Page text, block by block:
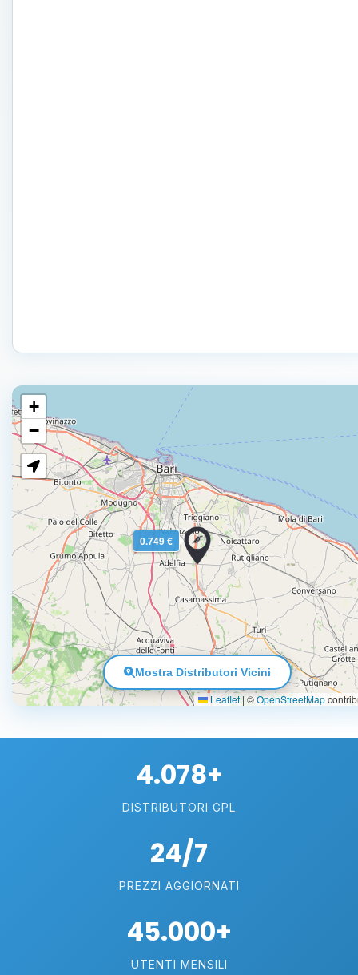
0.749 €
+
−
Leaflet |©OpenStreetMap
Mostra Distributori Vicini
4.078+
DISTRIBUTORI GPL
24/7
PREZZI AGGIORNATI
45.000+
UTENTI MENSILI